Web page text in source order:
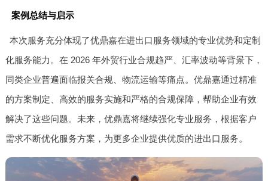
案例总结与启示
本次服务充分体现了优鼎嘉在进出口服务领域的专业优势和定制
化服务能力。在 2026 年外贸行业合规趋严、汇率波动等背景下，
同类企业普遍面临报关合规、物流运输等痛点。优鼎嘉通过精准
的方案制定、高效的服务实施和严格的合规保障，帮助企业有效
解决了这些问题。未来，优鼎嘉将继续强化专业服务，根据客户
需求不断优化服务方案，为更多企业提供优质的进出口服务。